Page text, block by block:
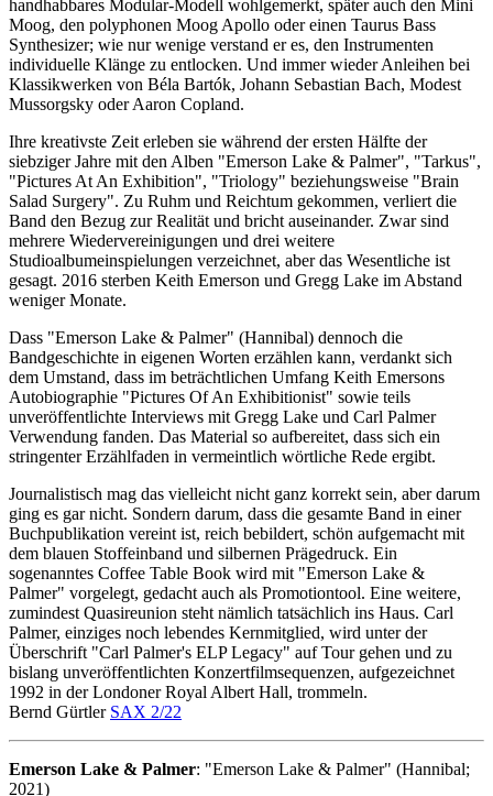
handhabbares Modular-Modell wohlgemerkt, später auch den Mini
Moog, den polyphonen Moog Apollo oder einen Taurus Bass
Synthesizer; wie nur wenige verstand er es, den Instrumenten
individuelle Klänge zu entlocken. Und immer wieder Anleihen bei
Klassikwerken von Béla Bartók, Johann Sebastian Bach, Modest
Mussorgsky oder Aaron Copland.
Ihre kreativste Zeit erleben sie während der ersten Hälfte der
siebziger Jahre mit den Alben "Emerson Lake & Palmer", "Tarkus",
"Pictures At An Exhibition", "Triology" beziehungsweise "Brain
Salad Surgery". Zu Ruhm und Reichtum gekommen, verliert die
Band den Bezug zur Realität und bricht auseinander. Zwar sind
mehrere Wiedervereinigungen und drei weitere
Studioalbumeinspielungen verzeichnet, aber das Wesentliche ist
gesagt. 2016 sterben Keith Emerson und Gregg Lake im Abstand
weniger Monate.
Dass "Emerson Lake & Palmer" (Hannibal) dennoch die
Bandgeschichte in eigenen Worten erzählen kann, verdankt sich
dem Umstand, dass im beträchtlichen Umfang Keith Emersons
Autobiographie "Pictures Of An Exhibitionist" sowie teils
unveröffentlichte Interviews mit Gregg Lake und Carl Palmer
Verwendung fanden. Das Material so aufbereitet, dass sich ein
stringenter Erzählfaden in vermeintlich wörtliche Rede ergibt.
Journalistisch mag das vielleicht nicht ganz korrekt sein, aber darum
ging es gar nicht. Sondern darum, dass die gesamte Band in einer
Buchpublikation vereint ist, reich bebildert, schön aufgemacht mit
dem blauen Stoffeinband und silbernen Prägedruck. Ein
sogenanntes Coffee Table Book wird mit "Emerson Lake &
Palmer" vorgelegt, gedacht auch als Promotiontool. Eine weitere,
zumindest Quasireunion steht nämlich tatsächlich ins Haus. Carl
Palmer, einziges noch lebendes Kernmitglied, wird unter der
Überschrift "Carl Palmer's ELP Legacy" auf Tour gehen und zu
bislang unveröffentlichten Konzertfilmsequenzen, aufgezeichnet
1992 in der Londoner Royal Albert Hall, trommeln.
Bernd Gürtler SAX 2/22
Emerson Lake & Palmer: "Emerson Lake & Palmer" (Hannibal;
2021)